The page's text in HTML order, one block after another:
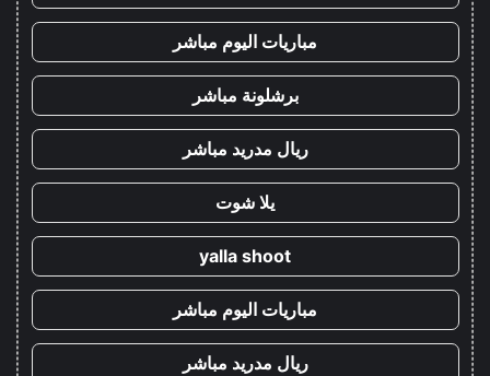
مباريات اليوم مباشر
برشلونة مباشر
ريال مدريد مباشر
يلا شوت
yalla shoot
مباريات اليوم مباشر
ريال مدريد مباشر